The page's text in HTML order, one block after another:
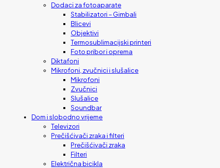
Dodaci za fotoaparate
Stabilizatori – Gimbali
Blicevi
Objektivi
Termosublimacijski printeri
Foto pribor i oprema
Diktafoni
Mikrofoni, zvučnici i slušalice
Mikrofoni
Zvučnici
Slušalice
Soundbar
Dom i slobodno vrijeme
Televizori
Prečišćivači zraka i filteri
Prečišćivači zraka
Filteri
Električna bicikla